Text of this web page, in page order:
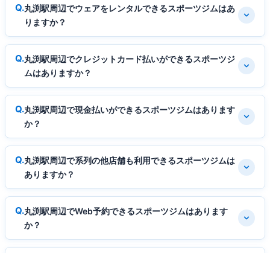
丸渕駅周辺でウェアをレンタルできるスポーツジムはあ
りますか？
丸渕駅周辺でクレジットカード払いができるスポーツジ
ムはありますか？
丸渕駅周辺で現金払いができるスポーツジムはあります
か？
丸渕駅周辺で系列の他店舗も利用できるスポーツジムは
ありますか？
丸渕駅周辺でWeb予約できるスポーツジムはあります
か？